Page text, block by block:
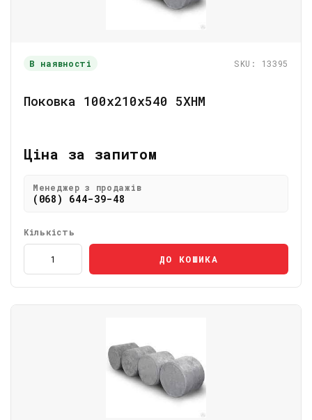
В наявності SKU: 13395
Поковка 100х210х540 5ХНМ
Ціна за запитом
Менеджер з продажів
(068) 644-39-48
Кількість
ДО КОШИКА